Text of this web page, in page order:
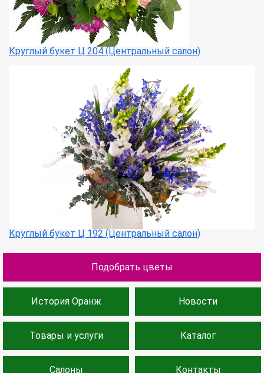
Круглый букет Ц 204 (Центральный салон)
Круглый букет Ц 192 (Центральный салон)
Подобрать цветы
История Оранж Новости
Товары и услуги Каталог
Салоны Контакты